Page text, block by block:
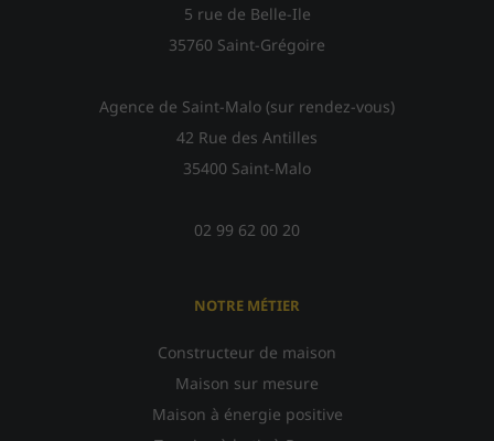
5 rue de Belle-Ile
35760 Saint-Grégoire
Agence de Saint-Malo (sur rendez-vous)
42 Rue des Antilles
35400 Saint-Malo
02 99 62 00 20
NOTRE MÉTIER
Constructeur de maison
Maison sur mesure
Maison à énergie positive